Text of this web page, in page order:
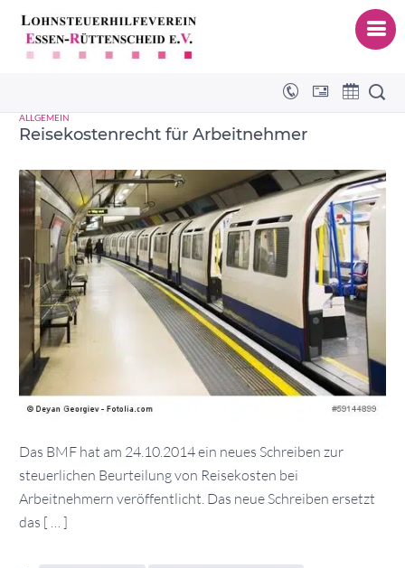
Auswärtstätigkeit
ALLGEMEIN
Reisekostenrecht für Arbeitnehmer
Das BMF hat am 24.10.2014 ein neues Schreiben zur
steuerlichen Beurteilung von Reisekosten bei
Arbeitnehmern veröffentlicht. Das neue Schreiben ersetzt
das [ … ]